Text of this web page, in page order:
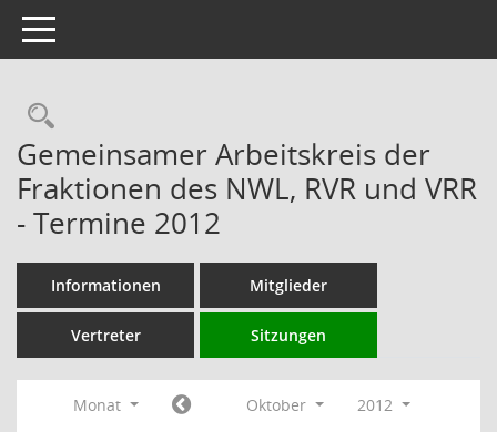
Toggle navigation
Rechercheauswahl
Gemeinsamer Arbeitskreis der
Fraktionen des NWL, RVR und VRR
- Termine 2012
Informationen Mitglieder
Vertreter Sitzungen
Monat Oktober
2012